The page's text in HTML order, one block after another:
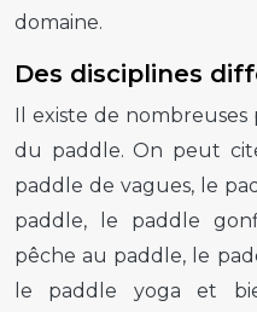
domaine.
Des disciplines
Il existe de nombreuses
du paddle. On peut
paddle de vagues, le
paddle, le paddle
pêche au paddle, le
le paddle yoga et